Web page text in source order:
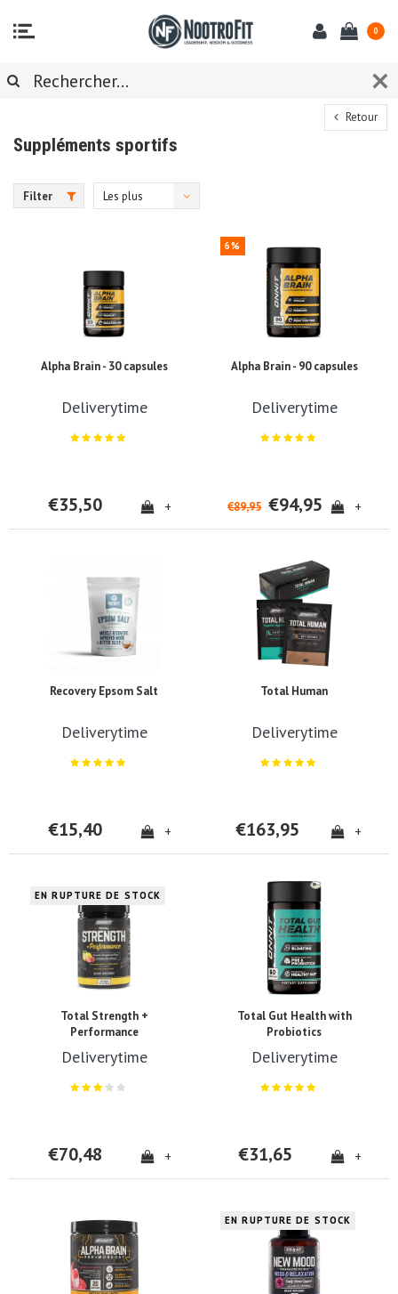
0
Retour
Suppléments sportifs
Filter
Les plus
Alpha Brain - 30 capsules
Deliverytime
€35,50 +
6%
Alpha Brain - 90 capsules
Deliverytime
€89,95 €94,95 +
Recovery Epsom Salt
Deliverytime
€15,40 +
Total Human
Deliverytime
€163,95 +
EN RUPTURE DE STOCK
Total Strength +
Performance
Deliverytime
€70,48 +
Total Gut Health with
Probiotics
Deliverytime
€31,65 +
EN RUPTURE DE STOCK